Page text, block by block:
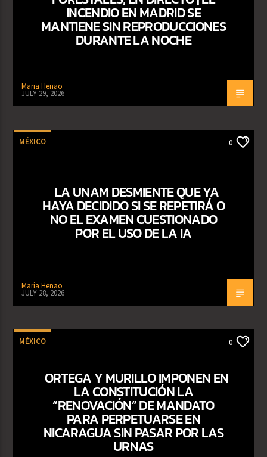
INCENDIO EN MADRID SE
MANTIENE SIN REPRODUCCIONES
DURANTE LA NOCHE
Maria Henao
JULY 29, 2026
MÉXICO 0
LA UNAM DESMIENTE QUE YA
HAYA DECIDIDO SI SE REPETIRÁ O
NO EL EXAMEN CUESTIONADO
POR EL USO DE LA IA
Maria Henao
JULY 28, 2026
MÉXICO 0
ORTEGA Y MURILLO IMPONEN EN
LA CONSTITUCIÓN LA
“RENOVACIÓN” DE MANDATO
PARA PERPETUARSE EN
NICARAGUA SIN PASAR POR LAS
URNAS